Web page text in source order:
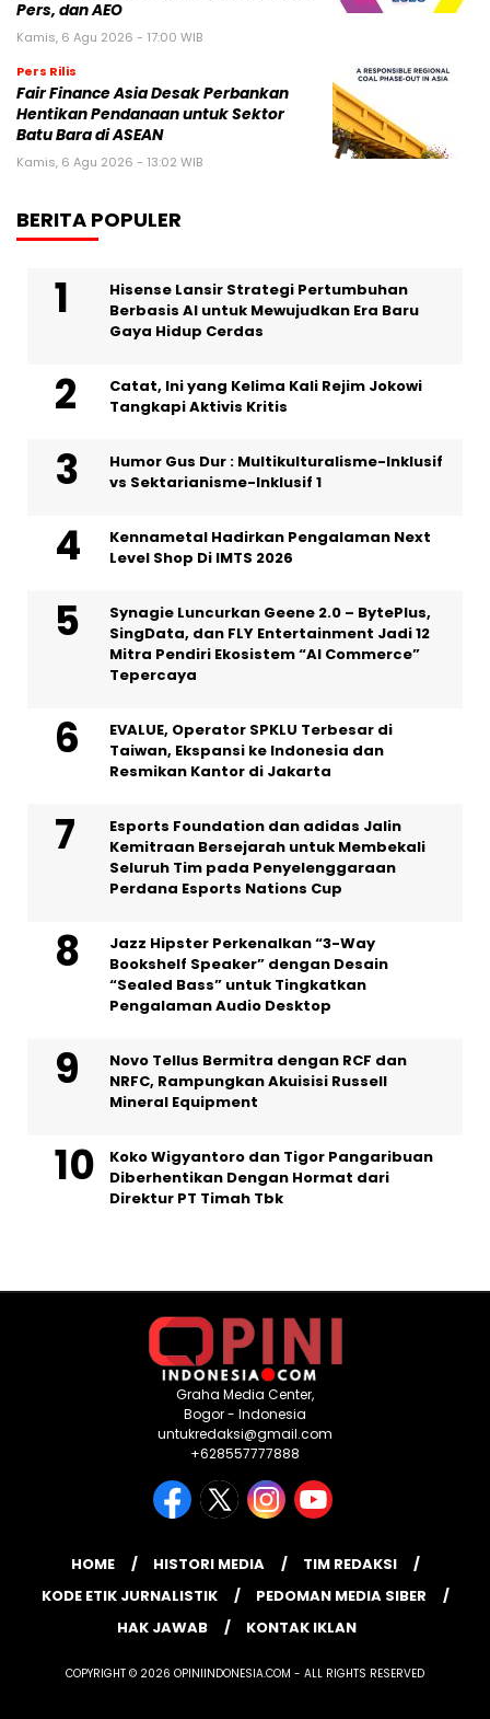
Pers, dan AEO
Kamis, 6 Agu 2026 - 17:00 WIB
Pers Rilis
Fair Finance Asia Desak Perbankan
Hentikan Pendanaan untuk Sektor
Batu Bara di ASEAN
Kamis, 6 Agu 2026 - 13:02 WIB
BERITA POPULER
Hisense Lansir Strategi Pertumbuhan
Berbasis AI untuk Mewujudkan Era Baru
Gaya Hidup Cerdas
Catat, Ini yang Kelima Kali Rejim Jokowi
Tangkapi Aktivis Kritis
Humor Gus Dur : Multikulturalisme-Inklusif
vs Sektarianisme-Inklusif 1
Kennametal Hadirkan Pengalaman Next
Level Shop Di IMTS 2026
Synagie Luncurkan Geene 2.0 – BytePlus,
SingData, dan FLY Entertainment Jadi 12
Mitra Pendiri Ekosistem “AI Commerce”
Tepercaya
EVALUE, Operator SPKLU Terbesar di
Taiwan, Ekspansi ke Indonesia dan
Resmikan Kantor di Jakarta
Esports Foundation dan adidas Jalin
Kemitraan Bersejarah untuk Membekali
Seluruh Tim pada Penyelenggaraan
Perdana Esports Nations Cup
Jazz Hipster Perkenalkan “3-Way
Bookshelf Speaker” dengan Desain
“Sealed Bass” untuk Tingkatkan
Pengalaman Audio Desktop
Novo Tellus Bermitra dengan RCF dan
NRFC, Rampungkan Akuisisi Russell
Mineral Equipment
Koko Wigyantoro dan Tigor Pangaribuan
Diberhentikan Dengan Hormat dari
Direktur PT Timah Tbk
Graha Media Center,
Bogor - Indonesia
untukredaksi@gmail.com
+628557777888
HOME HISTORI MEDIA
TIM REDAKSI
KODE ETIK JURNALISTIK
PEDOMAN MEDIA SIBER
HAK JAWAB
KONTAK IKLAN
COPYRIGHT © 2026 OPINIINDONESIA.COM - ALL RIGHTS RESERVED